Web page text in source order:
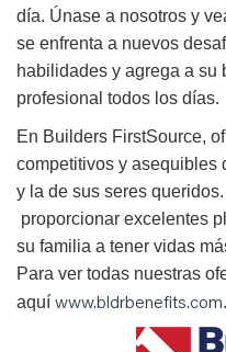
día. Únase a nosotros y
se enfrenta a nuevos
habilidades y agrega a su
profesional todos los días.
En Builders FirstSource,
competitivos y asequibles
y la de sus seres
proporcionar excelentes
su familia a tener vidas
Para ver todas nuestras
aquí www.bldrbenefits.com.